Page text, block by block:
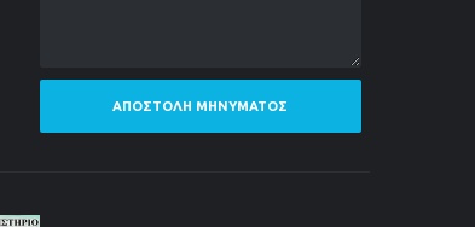
ΑΠΟΣΤΟΛΉ ΜΗΝΎΜΑΤΟΣ